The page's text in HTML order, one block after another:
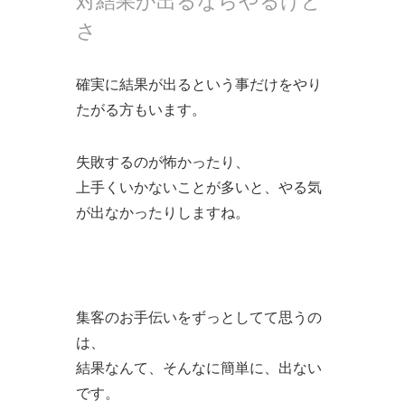
さ
確実に結果が出るという事だけをやり
たがる方もいます。
失敗するのが怖かったり、
上手くいかないことが多いと、やる気
が出なかったりしますね。
集客のお手伝いをずっとしてて思うの
は、
結果なんて、そんなに簡単に、出ない
です。